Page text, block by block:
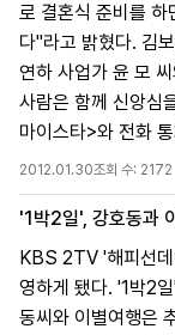
로 결혼식 준비를 하
다"라고 밝혔다. 김
연하 사업가 윤 모
사람은 함께 신앙심
마이스타>와 전화
2012.01.30조회 수: 2172
'1박2일', 강호동과
KBS 2TV '해피선
영하게 됐다. '1박2
동씨와 이별여행은